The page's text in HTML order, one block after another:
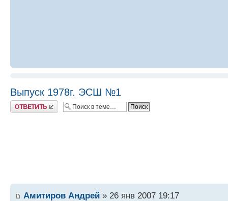
Выпуск 1978г. ЭСШ №1
Ответить
Амитиров Андрей » 26 янв 2007 19:17